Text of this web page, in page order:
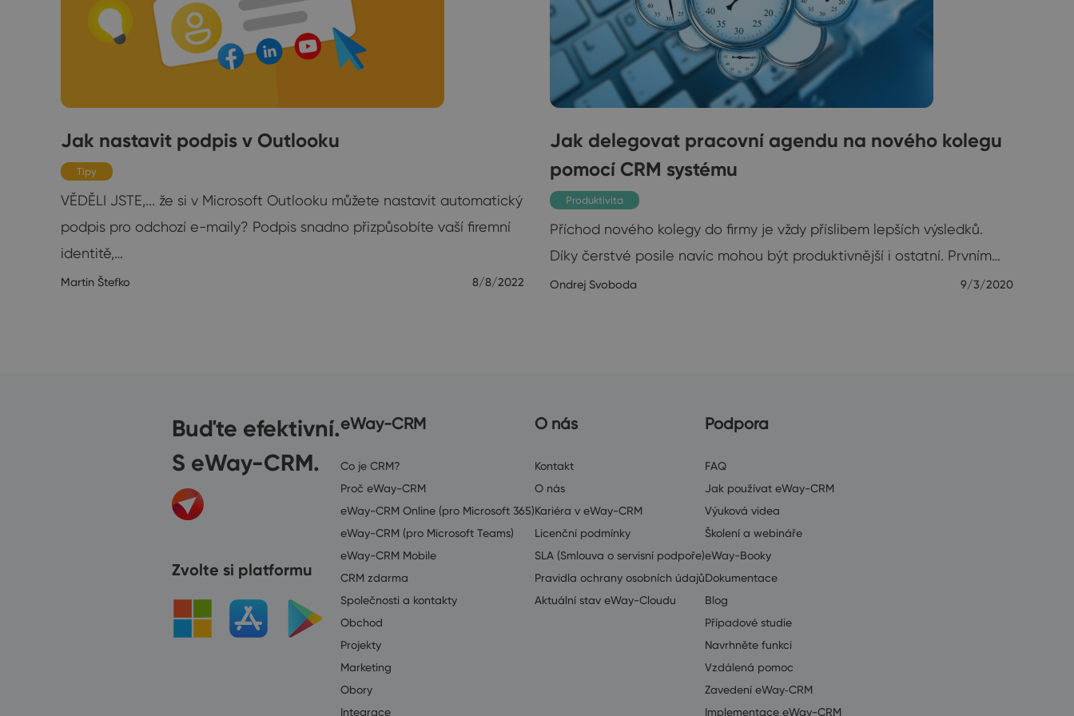
Jak nastavit podpis v Outlooku
Tipy
VĚDĚLI JSTE,... že si v Microsoft Outlooku můžete nastavit automatický
podpis pro odchozí e-maily? Podpis snadno přizpůsobíte vaší firemní
identitě,…
Martin Štefko 8/8/2022
Jak delegovat pracovní agendu na nového kolegu
pomocí CRM systému
Produktivita
Příchod nového kolegy do firmy je vždy příslibem lepších výsledků.
Díky čerstvé posile navíc mohou být produktivnější i ostatní. Prvním…
Ondrej Svoboda 9/3/2020
Buďte efektivní.
S eWay-CRM.
Zvolte si platformu
eWay-CRM
Co je CRM?
Proč eWay-CRM
eWay-CRM Online (pro Microsoft 365)
eWay-CRM (pro Microsoft Teams)
eWay-CRM Mobile
CRM zdarma
Společnosti a kontakty
Obchod
Projekty
Marketing
Obory
Integrace
O nás
Kontakt
O nás
Kariéra v eWay-CRM
Licenční podmínky
SLA (Smlouva o servisní podpoře)
Pravidla ochrany osobních údajů
Aktuální stav eWay-Cloudu
Podpora
FAQ
Jak používat eWay-CRM
Výuková videa
Školení a webináře
eWay-Booky
Dokumentace
Blog
Případové studie
Navrhněte funkci
Vzdálená pomoc
Zavedení eWay‑CRM
Implementace eWay-CRM